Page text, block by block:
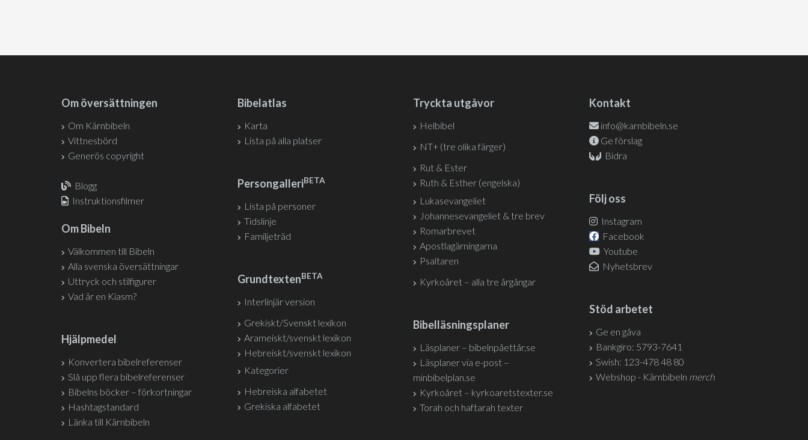
Om översättningen
Om Kärnbibeln
Vittnesbörd
Generös copyright
Blogg
Instruktionsfilmer
Om Bibeln
Välkommen till Bibeln
Alla svenska översättningar
Uttryck och stilfigurer
Vad är en Kiasm?
Hjälpmedel
Konvertera bibelreferenser
Slå upp flera bibelreferenser
Bibelns böcker – förkortningar
Hashtagstandard
Länka till Kärnbibeln
Bibelatlas
Karta
Lista på alla platser
PersongalleriBETA
Lista på personer
Tidslinje
Familjeträd
GrundtextenBETA
Interlinjär version
Grekiskt/Svenskt lexikon
Arameiskt/svenskt lexikon
Hebreiskt/svenskt lexikon
Kategorier
Hebreiska alfabetet
Grekiska alfabetet
Tryckta utgåvor
Helbibel
NT+ (tre olika färger)
Rut & Ester
Ruth & Esther (engelska)
Lukasevangeliet
Johannesevangeliet & tre brev
Romarbrevet
Apostlagärningarna
Psaltaren
Kyrkoåret – alla tre årgångar
Bibelläsningsplaner
Läsplaner – bibelnpåettår.se
Läsplaner via e-post –
minbibelplan.se
Kyrkoåret – kyrkoaretstexter.se
Torah och haftarah texter
Kontakt
info@karnbibeln.se
Ge förslag
Bidra
Följ oss
Instagram
Facebook
Youtube
Nyhetsbrev
Stöd arbetet
Ge en gåva
Bankgiro: 5793-7641
Swish: 123-478 48 80
Webshop - Kärnbibeln merch